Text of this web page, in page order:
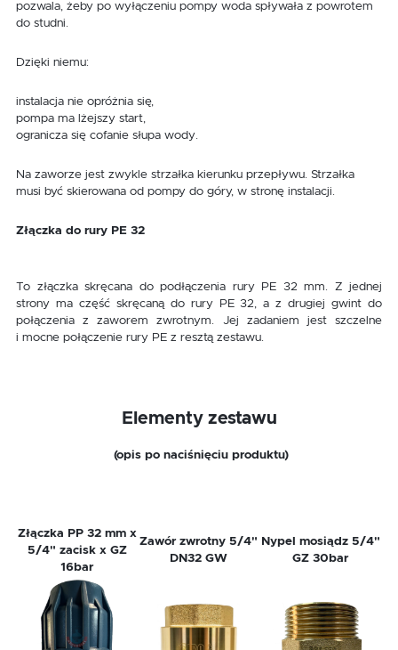
pozwala, żeby po wyłączeniu pompy woda spływała z powrotem
do studni.
Dzięki niemu:
instalacja nie opróżnia się,
pompa ma lżejszy start,
ogranicza się cofanie słupa wody.
Na zaworze jest zwykle strzałka kierunku przepływu. Strzałka
musi być skierowana od pompy do góry, w stronę instalacji.
Złączka do rury PE 32
To złączka skręcana do podłączenia rury PE 32 mm. Z jednej
strony ma część skręcaną do rury PE 32, a z drugiej gwint do
połączenia z zaworem zwrotnym. Jej zadaniem jest szczelne
i mocne połączenie rury PE z resztą zestawu.
Elementy zestawu
(opis po naciśnięciu produktu)
Złączka PP 32 mm x
5/4" zacisk x GZ
16bar
Zawór zwrotny 5/4"
DN32 GW
Nypel mosiądz 5/4"
GZ 30bar